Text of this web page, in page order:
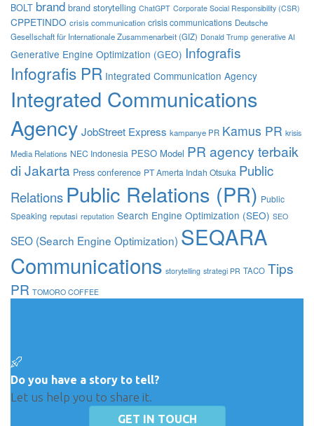
BOLT brand brand storytelling ChatGPT Corporate Social Responsibility (CSR)
CPPETINDO crisis communication crisis communications Deutsche
Gesellschaft für Internationale Zusammenarbeit (GIZ) Donald Trump generative AI
Generative Engine Optimization (GEO) Infografis
Infografis PR Integrated Communication Agency
Integrated Communications
Agency JobStreet Express kampanye PR Kamus PR krisis
Media Relations NEC Indonesia PESO Model PR agency terbaik
di Jakarta Press conference PT Amerta Indah Otsuka Public
Relations Public Relations (PR) Public
Speaking reputasi reputation Search Engine Optimization (SEO) SEO
SEO (Search Engine Optimization) SEQARA
Communications storytelling strategi PR TACO Tips
PR TOMORO COFFEE
Do you have a story to tell?
Let us help you to share it.
GET IN TOUCH